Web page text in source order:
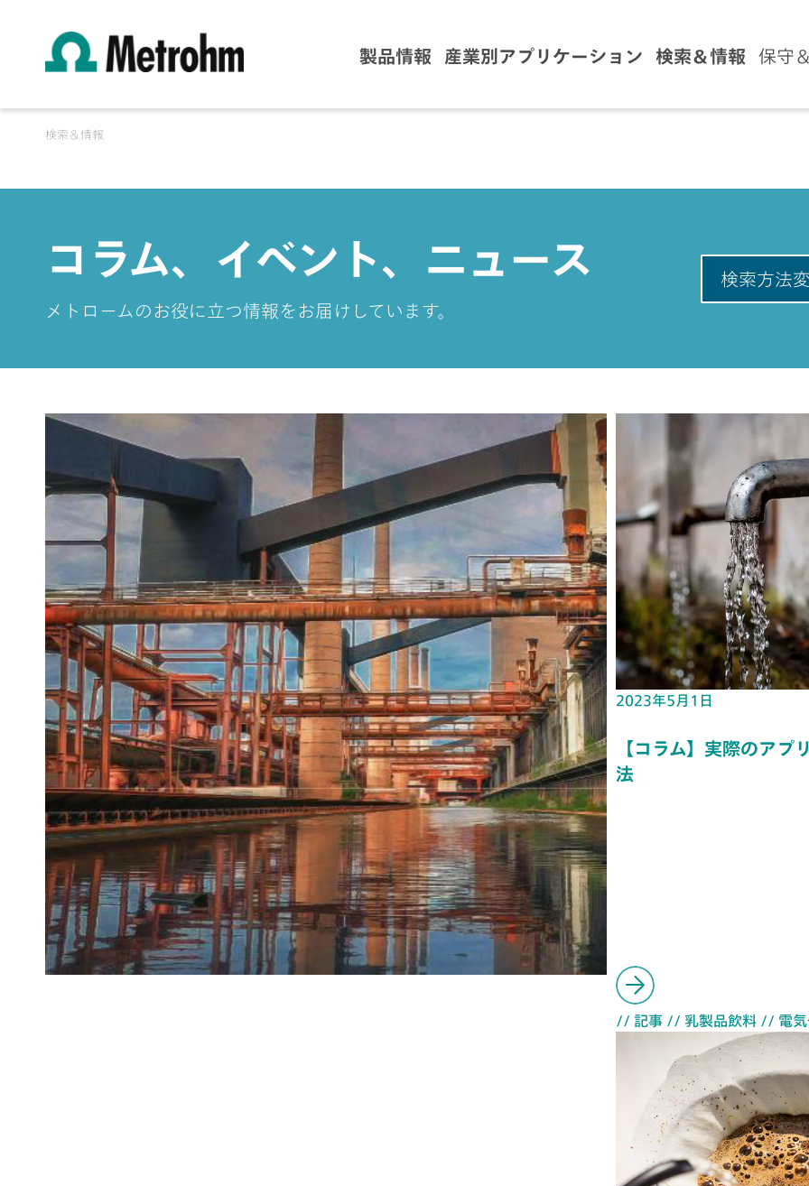
製品情報 産業別アプリケーション 検索＆情報 保守
検索＆情報
コラム、イベント、ニュース
メトロームのお役に立つ情報をお届けしています。
検索方法
2023年5月1日
【コラム】実際のアプ
法
// 記事 // 乳製品飲料 // 電気